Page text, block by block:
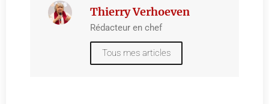
Thierry Verhoeven
Rédacteur en chef
Tous mes articles